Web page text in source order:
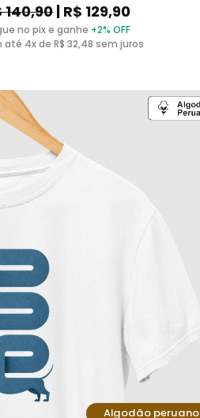
140,90| R$ 129,90
no pix e ganhe +2% OFF
até 4x de R$ 32,48 sem juros
Algodão peruano